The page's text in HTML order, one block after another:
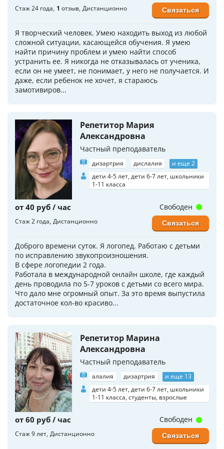
Стаж 24 года 1 отзыв Дистанционно
Я творческий человек. Умею находить выход из любой
сложной ситуации, касающейся обучения. Я умею
найти причину проблем и умею найти способ
устранить ее. Я никогда не отказывалась от ученика,
если он не умеет, не понимает, у него не получается. И
даже, если ребенок не хочет, я стараюсь
замотивиров...
Связаться
Репетитор Мария
Александровна
Частный преподаватель
дизартрия дислалия
и еще 2
дети 4-5 лет, дети 6-7 лет, школьники
1-11 класса
от 40 руб / час
Стаж 2 года Дистанционно
Доброго времени суток. Я логопед. Работаю с детьми
по исправлению звукопроизношения.
В сфере логопедии 2 года.
Работала в международной онлайн школе, где каждый
день проводила по 5-7 уроков с детьми со всего мира.
Что дало мне огромный опыт. За это время выпустила
достаточное кол-во красиво...
Свободен
Связаться
Репетитор Марина
Александровна
Частный преподаватель
алалия дизартрия
и еще 13
дети 4-5 лет, дети 6-7 лет, школьники
1-11 класса, студенты, взрослые
от 60 руб / час
Стаж 9 лет Дистанционно
Свободен
Связаться